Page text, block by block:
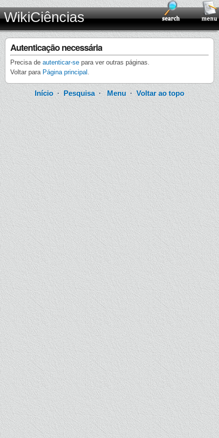
WikiCiências
Autenticação necessária
Precisa de autenticar-se para ver outras páginas.
Voltar para Página principal .
Início · Pesquisa·Menu ·Voltar ao topo